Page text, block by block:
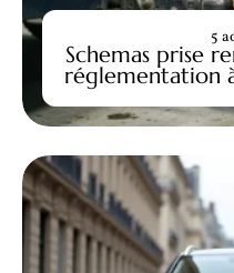
Schemas prise
réglementation
5